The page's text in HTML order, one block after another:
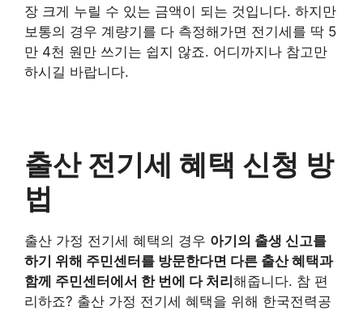
장 크게 누릴 수 있는 금액이 되는 것입니다. 하지만
보통의 경우 계량기를 다 측정해가면 전기세를 딱 5
만 4천 원만 쓰기는 쉽지 않죠. 어디까지나 참고만
하시길 바랍니다.
출산 전기세 혜택 신청 방
법
출산 가정 전기세 혜택의 경우 아기의 출생 신고를
하기 위해 주민센터를 방문한다면 다른 출산 혜택과
함께 주민센터에서 한 번에 다 처리 해줍니다. 참 편
리하죠? 출산 가정 전기세 혜택을 위해 한국전력공